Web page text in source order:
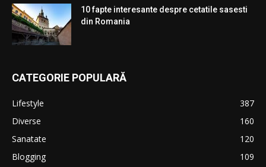
10 fapte interesante despre cetatile sasesti
din Romania
CATEGORIE POPULARĂ
Lifestyle
387
Diverse
160
Sanatate
120
Blogging
109